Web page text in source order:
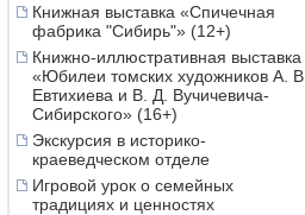
Книжная выставка «Спичечная
фабрика "Сибирь"» (12+)
Книжно-иллюстративная выставка
«Юбилеи томских художников А. В.
Евтихиева и В. Д. Вучичевича-
Сибирского» (16+)
Экскурсия в историко-
краеведческом отделе
Игровой урок о семейных
традициях и ценностях